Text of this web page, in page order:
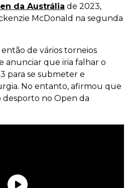
da Austrália de 2023,
McDonald na segunda
de vários torneios
anunciar que iria falhar o
para se submeter e
No entanto, afirmou que
no Open da